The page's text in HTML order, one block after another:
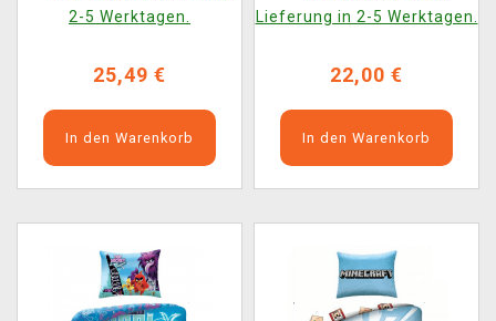
2-5 Werktagen.
25,49 €
In den Warenkorb
Lieferung in 2-5 Werktagen.
22,00 €
In den Warenkorb